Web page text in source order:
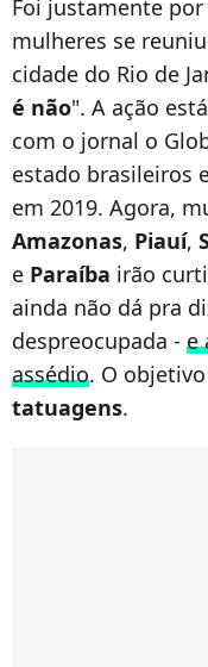
Foi justamente
mulheres se
cidade do Rio de
é não". A ação
com o jornal o
estado brasileiros
em 2019. Agora,
Amazonas, Piauí,
e Paraíba irão
ainda não dá pra
despreocupada - e
assédio. O
tatuagens.